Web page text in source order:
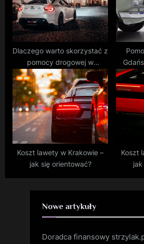
Dlaczego warto skorzystać z
pomocy drogowej w
Gdańsku?
Koszt lawety w Krakowie –
jak się orientować?
Koszt
Nowe artykuły
Doradca finansowy